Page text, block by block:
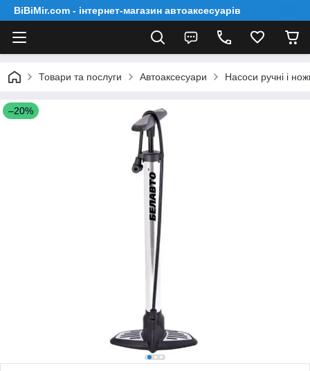
BiBiMir.com - інтернет-магазин автоаксесуарів
Товари та послуги Автоаксесуари Насоси ручні і
–20%